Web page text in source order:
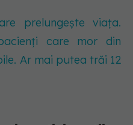
prelungește viața.
care mor din
Ar mai putea trăi 12